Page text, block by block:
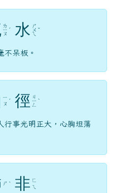
ㄌ
ㄧ
ㄡ
ˊ 水 ㄕ
ㄨ
ㄟ
ˇ
不呆板。
ㄧ
ㄡ ˊ 徑 ㄐ
ㄧ
ㄥ
ˋ
行事光明正大，心胸坦蕩
ㄕ ˋ 非 ㄈ
ㄟ